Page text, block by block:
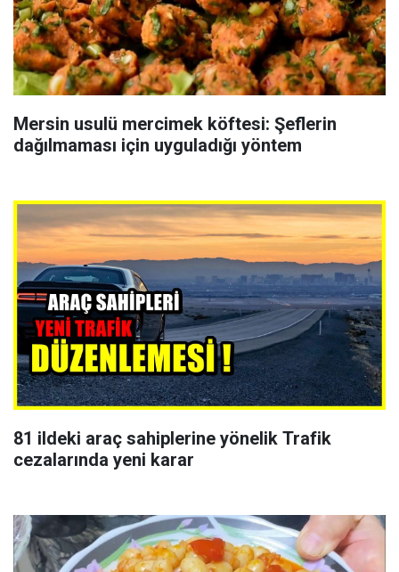
Mersin usulü mercimek köftesi: Şeflerin
dağılmaması için uyguladığı yöntem
81 ildeki araç sahiplerine yönelik Trafik
cezalarında yeni karar